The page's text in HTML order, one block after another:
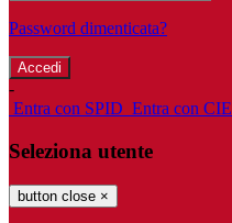
Password dimenticata?
-
Entra con SPID Entra con CIE
Seleziona utente
button close ×